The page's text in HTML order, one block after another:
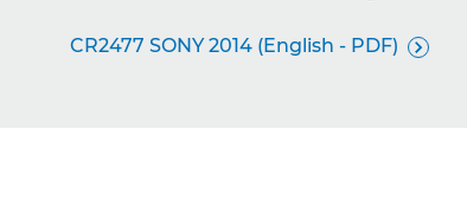
CR2477 SONY 2014 (English - PDF) 